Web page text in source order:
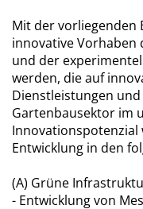
Mit der vorliegenden
innovative
und der
werden, die auf
Dienstleistungen
Gartenbausektor im
Entwicklung in den
(A) Grüne
- Entwicklung von